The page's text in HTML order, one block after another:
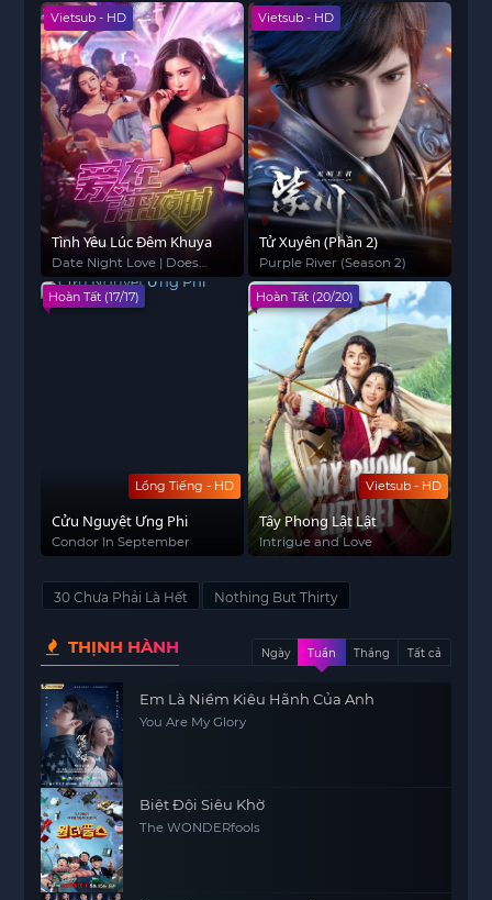
Vietsub - HD
Tình Yêu Lúc Đêm Khuya
Date Night Love | Does
Love Really Exist?
Vietsub - HD
Tử Xuyên (Phần 2)
Purple River (Season 2)
Lồng Tiếng - HD
Hoàn Tất (17/17)
Cửu Nguyệt Ưng Phi
Condor In September
Vietsub - HD
Hoàn Tất (20/20)
Tây Phong Lật Lật
Intrigue and Love
30 Chưa Phải Là Hết Nothing But Thirty
THỊNH HÀNH Ngày Tuần Tháng Tất cả
Em Là Niềm Kiêu Hãnh Của Anh
You Are My Glory
Biệt Đội Siêu Khờ
The WONDERfools